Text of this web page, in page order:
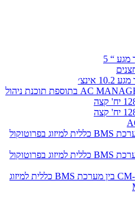
מתאם תקשורת בין מערכת BMS כללית למיזוג בפרוטוקול
מתאם תקשורת בין מערכת BMS כללית למיזוג בפרוטוקול
מתאם תקשורת CM-6000 בין מערכת BMS כללית למיזוג